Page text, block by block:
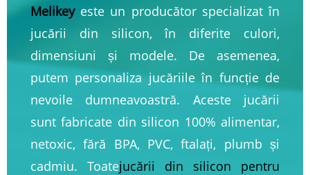
Melikey este un producător specializat în
jucării din silicon, în diferite culori,
dimensiuni și modele. De asemenea,
putem personaliza jucăriile în funcție de
nevoile dumneavoastră. Aceste jucării
sunt fabricate din silicon 100% alimentar,
netoxic, fără BPA, PVC, ftalați, plumb și
cadmiu. Toatejucării din silicon pentru